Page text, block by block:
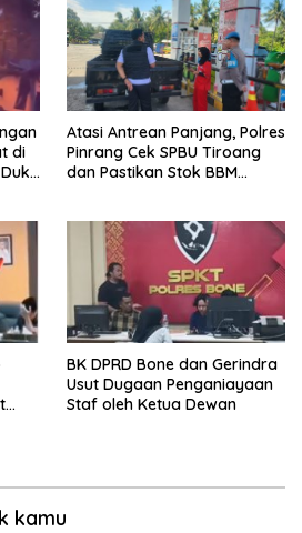
di
Atasi Antrean Panjang, Polres
Pinrang Cek SPBU Tiroang
dan Pastikan Stok BBM
BK DPRD Bone dan Gerindra
Usut Dugaan Penganiayaan
Staf oleh Ketua Dewan
kamu